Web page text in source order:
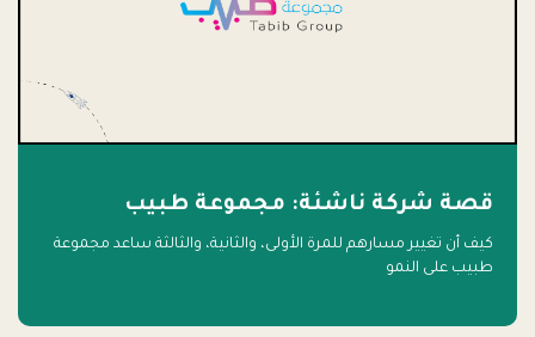
قصة شركة ناشئة: مجموعة طبيب
كيف أن تغيير مسارهم للمرة الأولى، والثانية، والثالثة ساعد مجموعة
طبيب على النمو